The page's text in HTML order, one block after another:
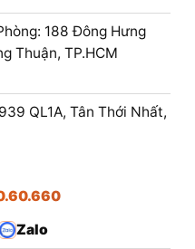
188 Đông Hưng
Thuận, TP.HCM
QL1A, Tân Thới Nhất,
Zalo